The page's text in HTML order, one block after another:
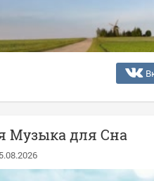
Музыка для Сна